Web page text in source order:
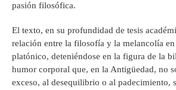
pasión filosófica.
El texto, en su profundidad de tesis
relación entre la filosofía y la melancolía en
platónico, deteniéndose en la figura de la
humor corporal que, en la Antigüedad, no
exceso, al desequilibrio o al padecimiento,